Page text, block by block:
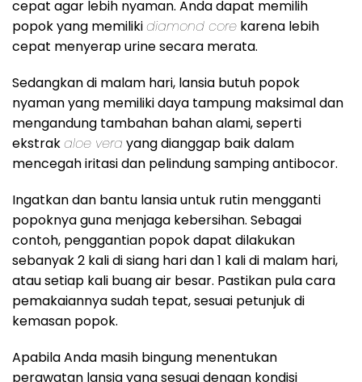
cepat agar lebih nyaman. Anda dapat memilih
popok yang memilikidiamond core karena lebih
cepat menyerap urine secara merata.
Sedangkan di malam hari, lansia butuh popok
nyaman yang memiliki daya tampung maksimal dan
mengandung tambahan bahan alami, seperti
ekstrakaloe vera yang dianggap baik dalam
mencegah iritasi dan pelindung samping antibocor.
Ingatkan dan bantu lansia untuk rutin mengganti
popoknya guna menjaga kebersihan. Sebagai
contoh, penggantian popok dapat dilakukan
sebanyak 2 kali di siang hari dan 1 kali di malam hari,
atau setiap kali buang air besar. Pastikan pula cara
pemakaiannya sudah tepat, sesuai petunjuk di
kemasan popok.
Apabila Anda masih bingung menentukan
perawatan lansia yang sesuai dengan kondisi